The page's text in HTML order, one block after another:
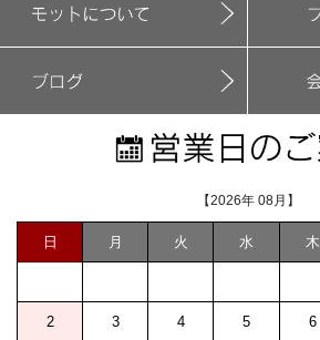
【2026年 08月】
日 月 火 水 木
2 3 4 5 6